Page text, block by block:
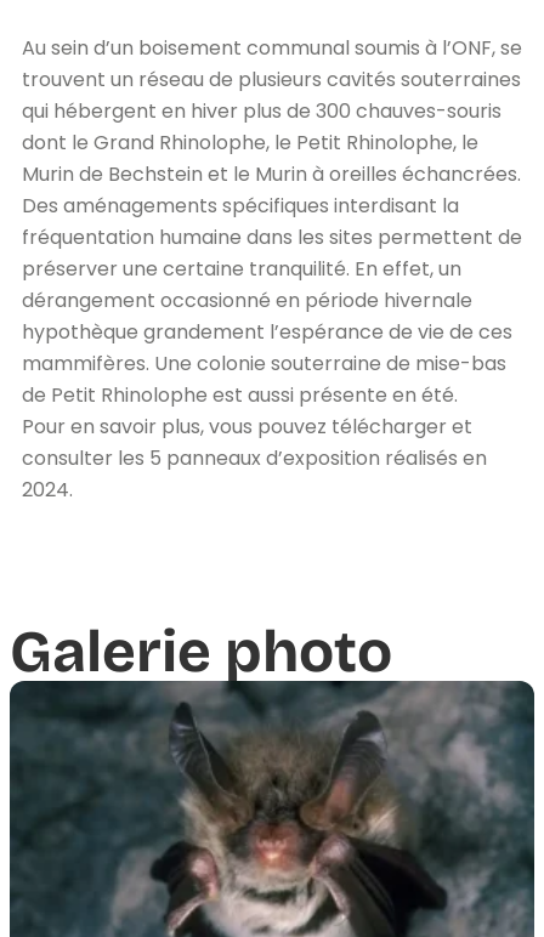
Au sein d’un boisement communal soumis à l’ONF, se
trouvent un réseau de plusieurs cavités souterraines
qui hébergent en hiver plus de 300 chauves-souris
dont le Grand Rhinolophe, le Petit Rhinolophe, le
Murin de Bechstein et le Murin à oreilles échancrées.
Des aménagements spécifiques interdisant la
fréquentation humaine dans les sites permettent de
préserver une certaine tranquilité. En effet, un
dérangement occasionné en période hivernale
hypothèque grandement l’espérance de vie de ces
mammifères. Une colonie souterraine de mise-bas
de Petit Rhinolophe est aussi présente en été.
Pour en savoir plus, vous pouvez télécharger et
consulter les 5 panneaux d’exposition réalisés en
2024.
Galerie photo